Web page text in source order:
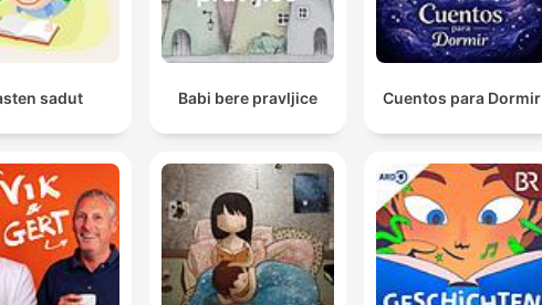
sadut Babi bere pravljice Cuentos para Dormir